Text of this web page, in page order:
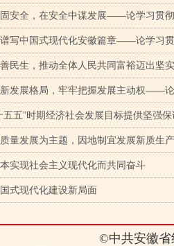
固安全，在安全中谋发展——论学习贯
谱写中国式现代化安徽篇章——论学习
善民生，推动全体人民共同富裕迈出
新发展格局，牢牢把握发展主动权——
五五”时期经济社会发展目标提供坚强保
质量发展为主题，因地制宜发展新质
实现社会主义现代化而共同奋斗
式现代化建设新局面
©中共安徽省